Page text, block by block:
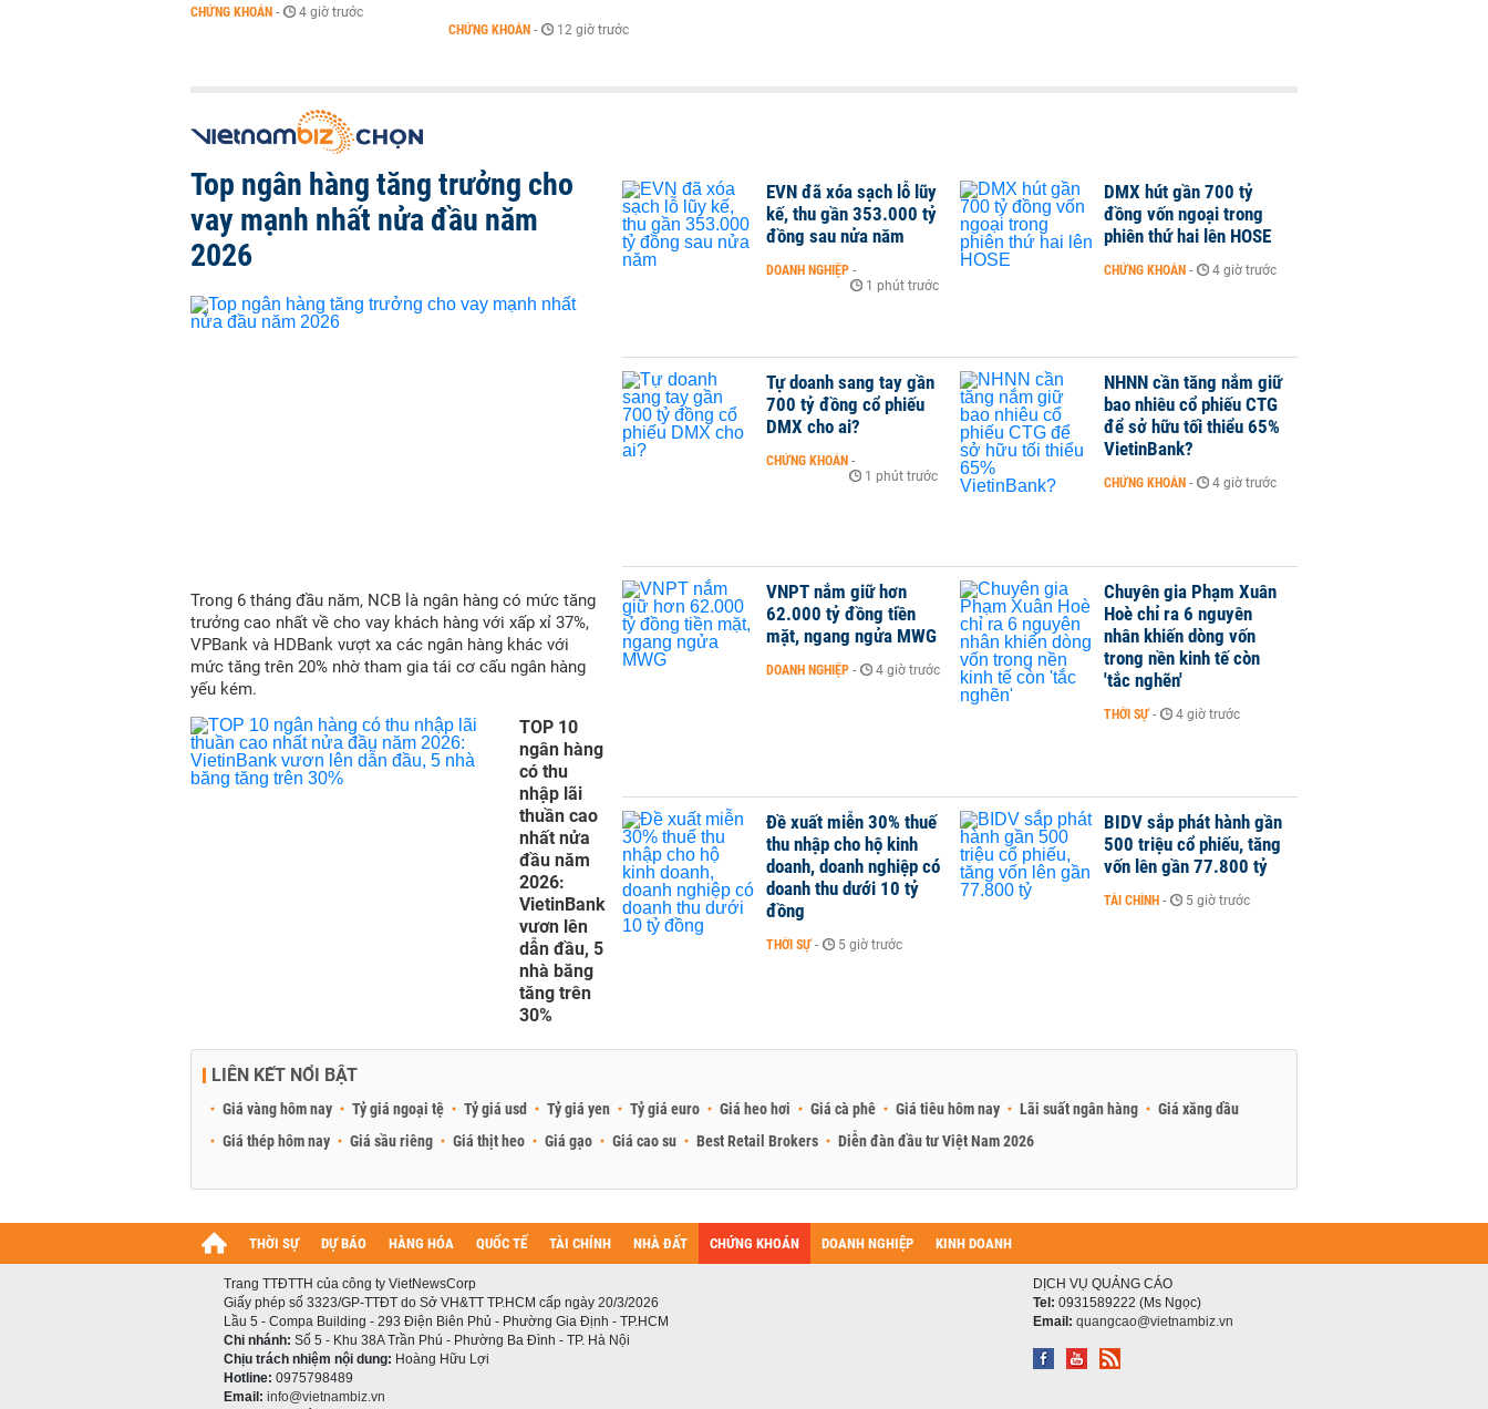
CHỨNG KHOÁN - 4 giờ trước
CHỨNG KHOÁN - 12 giờ trước
Top ngân hàng tăng trưởng cho
vay mạnh nhất nửa đầu năm
2026
Trong 6 tháng đầu năm, NCB là ngân hàng có mức tăng
trưởng cao nhất về cho vay khách hàng với xấp xỉ 37%,
VPBank và HDBank vượt xa các ngân hàng khác với
mức tăng trên 20% nhờ tham gia tái cơ cấu ngân hàng
yếu kém.
TOP 10
ngân hàng
có thu
nhập lãi
thuần cao
nhất nửa
đầu năm
2026:
VietinBank
vươn lên
dẫn đầu, 5
nhà băng
tăng trên
30%
EVN đã xóa sạch lỗ lũy
kế, thu gần 353.000 tỷ
đồng sau nửa năm
DOANH NGHIỆP -
1 phút trước
DMX hút gần 700 tỷ
đồng vốn ngoại trong
phiên thứ hai lên HOSE
CHỨNG KHOÁN - 4 giờ trước
Tự doanh sang tay gần
700 tỷ đồng cổ phiếu
DMX cho ai?
CHỨNG KHOÁN -
1 phút trước
NHNN cần tăng nắm giữ
bao nhiêu cổ phiếu CTG
để sở hữu tối thiểu 65%
VietinBank?
CHỨNG KHOÁN - 4 giờ trước
VNPT nắm giữ hơn
62.000 tỷ đồng tiền
mặt, ngang ngửa MWG
DOANH NGHIỆP - 4 giờ trước
Chuyên gia Phạm Xuân
Hoè chỉ ra 6 nguyên
nhân khiến dòng vốn
trong nền kinh tế còn
'tắc nghẽn'
THỜI SỰ - 4 giờ trước
Đề xuất miễn 30% thuế
thu nhập cho hộ kinh
doanh, doanh nghiệp có
doanh thu dưới 10 tỷ
đồng
THỜI SỰ - 5 giờ trước
BIDV sắp phát hành gần
500 triệu cổ phiếu, tăng
vốn lên gần 77.800 tỷ
TÀI CHÍNH - 5 giờ trước
LIÊN KẾT NỔI BẬT
Giá vàng hôm nay Tỷ giá ngoại tệ Tỷ giá usd Tỷ giá yen Tỷ giá euro Giá heo hơi Giá cà phê Giá tiêu hôm nay Lãi suất ngân hàng
Giá xăng dầu
Giá thép hôm nay
Giá sầu riêng Giá thịt heo Giá gạo Giá cao su Best Retail Brokers Diễn đàn đầu tư Việt Nam 2026
THỜI SỰ DỰ BÁO HÀNG HÓA QUỐC TẾ TÀI CHÍNH NHÀ ĐẤT CHỨNG KHOÁN DOANH NGHIỆP KINH DOANH
Trang TTĐTTH của công ty VietNewsCorp
Giấy phép số 3323/GP-TTĐT do Sở VH&TT TP.HCM cấp ngày 20/3/2026
Lầu 5 - Compa Building - 293 Điện Biên Phủ - Phường Gia Định - TP.HCM
Chi nhánh: Số 5 - Khu 38A Trần Phú - Phường Ba Đình - TP. Hà Nội
Chịu trách nhiệm nội dung: Hoàng Hữu Lợi
Hotline: 0975798489
Email: info@vietnambiz.vn
DỊCH VỤ QUẢNG CÁO
Tel: 0931589222 (Ms Ngọc)
Email: quangcao@vietnambiz.vn